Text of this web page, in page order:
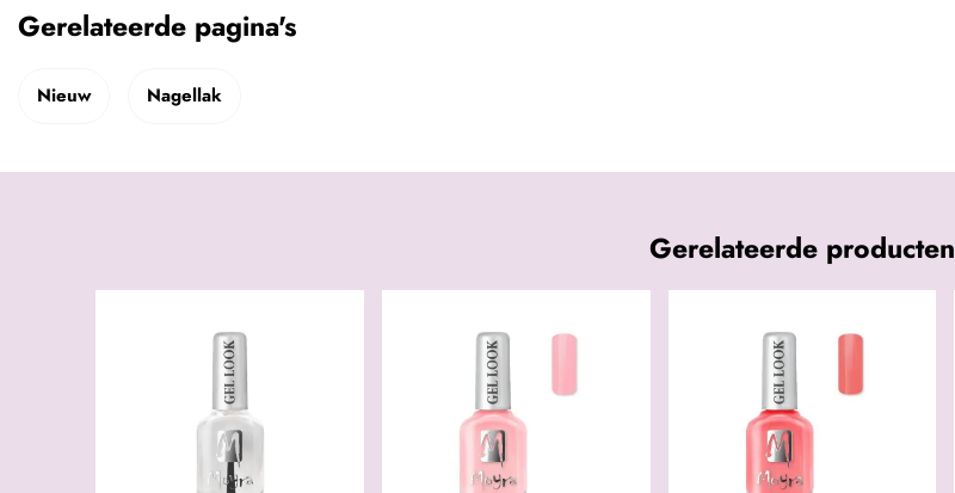
Gerelateerde pagina's
Nieuw Nagellak
Gerelateerde producten